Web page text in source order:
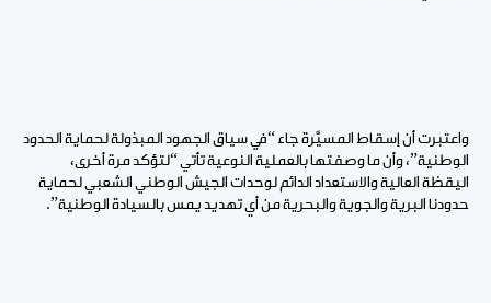
واعتبرت أن إسقاط المسيَّرة جاء “في سياق الجهود المبذولة لحماية الحدود
الوطنية”، وأن ما وصفتها بالعملية النوعية تأتي “لتؤكد مرة أخرى،
اليقظة العالية والاستعداد الدائم لوحدات الجيش الوطني الشعبي لحماية
حدودنا البرية والجوية والبحرية من أي تهديد يمس بالسيادة الوطنية”.